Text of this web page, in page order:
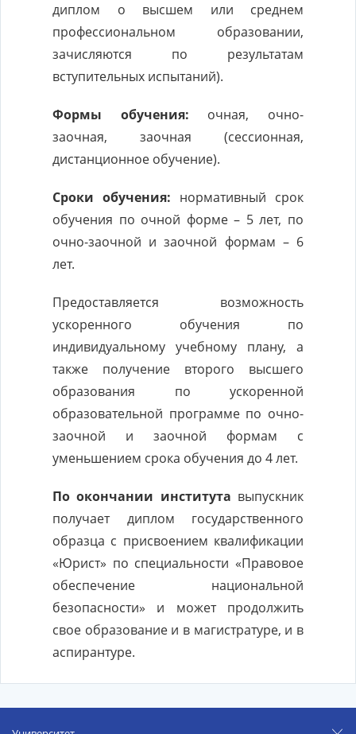
диплом о высшем или среднем
профессиональном образовании,
зачисляются по результатам
вступительных испытаний).
Формы обучения: очная, очно-
заочная, заочная (сессионная,
дистанционное обучение).
Сроки обучения: нормативный срок
обучения по очной форме – 5 лет, по
очно-заочной и заочной формам – 6
лет.
Предоставляется возможность
ускоренного обучения по
индивидуальному учебному плану, а
также получение второго высшего
образования по ускоренной
образовательной программе по очно-
заочной и заочной формам с
уменьшением срока обучения до 4 лет.
По окончании института выпускник
получает диплом государственного
образца с присвоением квалификации
«Юрист» по специальности «Правовое
обеспечение национальной
безопасности» и может продолжить
свое образование и в магистратуре, и в
аспирантуре.